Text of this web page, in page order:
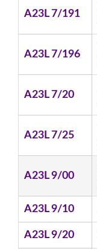
A23L 7/191
A23L 7/196
A23L 7/20
A23L 7/25
A23L 9/00
A23L 9/10
A23L 9/20